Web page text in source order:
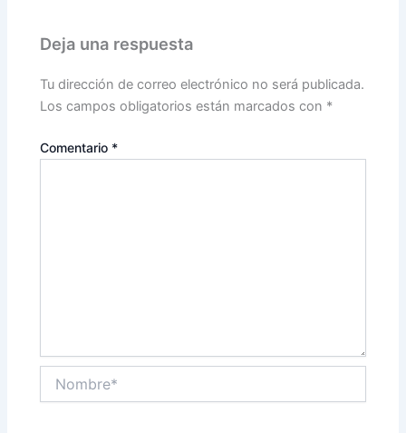
Deja una respuesta
Tu dirección de correo electrónico no será publicada.
Los campos obligatorios están marcados con *
Comentario *